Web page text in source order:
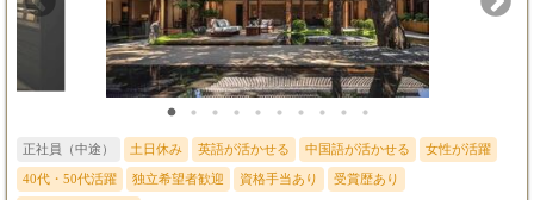
Photoshopでの資料作成、Excelでの見積作成補助など、スキルに
応じて幅広いサポート業務でご活躍いただけます。 パートタイム
など、時間に制約のある方も歓迎しますので、お気軽にご相談く
ださい。
正社員（中途） 土日休み 英語が活かせる 中国語が活かせる 女性が活躍
40代・50代活躍 独立希望者歓迎 資格手当あり 受賞歴あり